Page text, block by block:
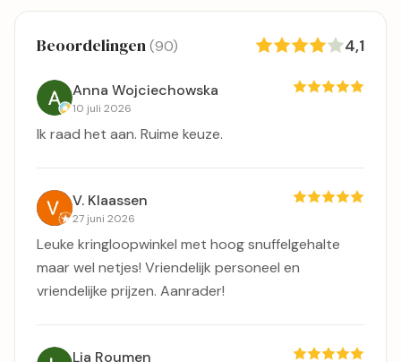
Beoordelingen(90) 4,1
Anna Wojciechowska
10 juli 2026
Ik raad het aan. Ruime keuze.
V. Klaassen
27 juni 2026
Leuke kringloopwinkel met hoog snuffelgehalte
maar wel netjes! Vriendelijk personeel en
vriendelijke prijzen. Aanrader!
Lia Roumen